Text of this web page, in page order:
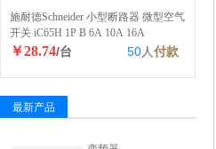
施耐德Schneider 小型断路器 微型空气
开关 iC65H 1P B 6A 10A 16A
￥28.74/台 50人付款
最新产品